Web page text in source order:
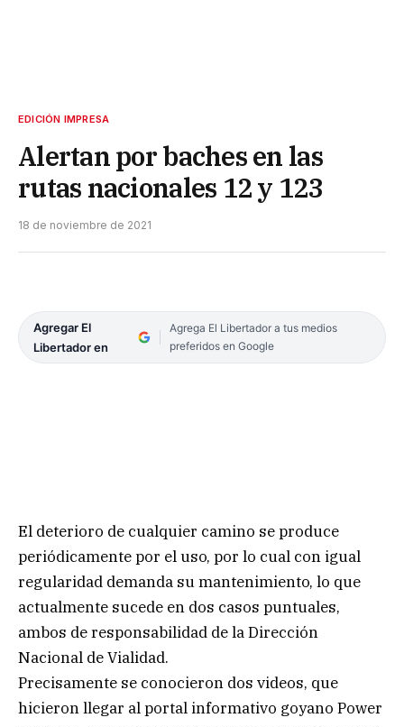
EDICIÓN IMPRESA
Alertan por baches en las
rutas nacionales 12 y 123
18 de noviembre de 2021
Agregar El
Libertador en
Agrega El Libertador a tus medios
preferidos en Google
El deterioro de cualquier camino se produce
periódicamente por el uso, por lo cual con igual
regularidad demanda su mantenimiento, lo que
actualmente sucede en dos casos puntuales,
ambos de responsabilidad de la Dirección
Nacional de Vialidad.
Precisamente se conocieron dos videos, que
hicieron llegar al portal informativo goyano Power